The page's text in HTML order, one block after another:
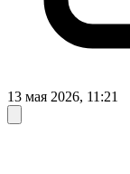
13 мая 2026, 11:21